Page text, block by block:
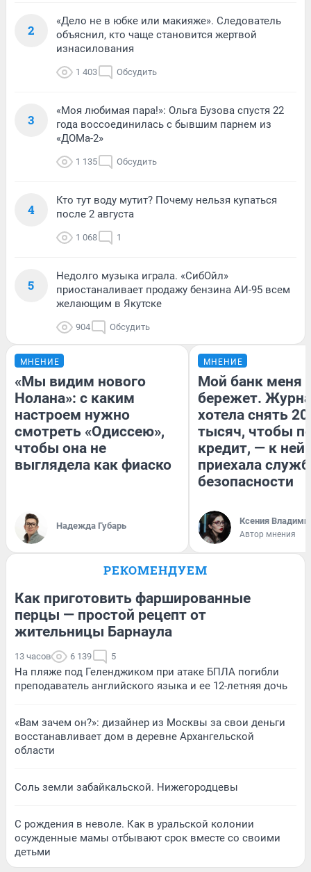
2
«Дело не в юбке или макияже». Следователь
объяснил, кто чаще становится жертвой
изнасилования
1 403 Обсудить
3
«Моя любимая пара!»: Ольга Бузова спустя 22
года воссоединилась с бывшим парнем из
«ДОМа-2»
1 135 Обсудить
4
Кто тут воду мутит? Почему нельзя купаться
после 2 августа
1 068 1
5
Недолго музыка играла. «СибОйл»
приостаналивает продажу бензина АИ-95 всем
желающим в Якутске
904 Обсудить
МНЕНИЕ
«Мы видим нового
Нолана»: с каким
настроем нужно
смотреть «Одиссею»,
чтобы она не
выглядела как фиаско
Надежда Губарь
МНЕНИЕ
Мой банк меня
бережет.
хотела снять
тысяч, чтобы
кредит, — к
приехала
безопасности
Ксения
Автор мнения
РЕКОМЕНДУЕМ
Как приготовить фаршированные
перцы — простой рецепт от
жительницы Барнаула
13 часов 6 139 5
На пляже под Геленджиком при атаке БПЛА погибли
преподаватель английского языка и ее 12-летняя дочь
«Вам зачем он?»: дизайнер из Москвы за свои деньги
восстанавливает дом в деревне Архангельской
области
Соль земли забайкальской. Нижегородцевы
С рождения в неволе. Как в уральской колонии
осужденные мамы отбывают срок вместе со своими
детьми